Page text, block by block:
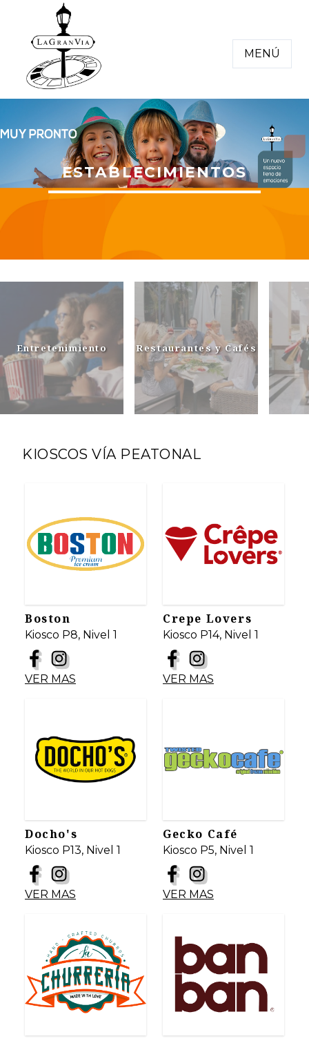
MENÚ
ESTABLECIMIENTOS
Entretenimiento Restaurantes y Cafés
KIOSCOS VÍA PEATONAL
Boston
Kiosco P8, Nivel 1
VER MAS
Crepe Lovers
Kiosco P14, Nivel 1
VER MAS
Docho's
Kiosco P13, Nivel 1
VER MAS
Gecko Café
Kiosco P5, Nivel 1
VER MAS